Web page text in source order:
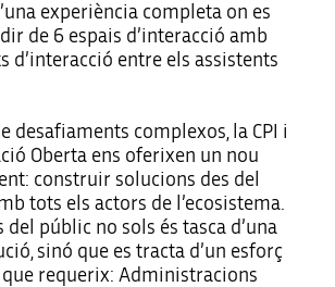
experiència completa on es
de 6 espais d’interacció amb
d’interacció entre els assistents
desafiaments complexos, la CPI i
Oberta ens oferixen un nou
construir solucions des del
tots els actors de l’ecosistema.
del públic no sols és tasca d’una
sinó que es tracta d’un esforç
que requerix: Administracions